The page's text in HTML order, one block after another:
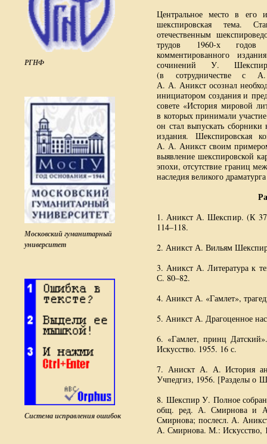
РГНФ
Московский гуманитарный
университет
Система исправления ошибок
Центральное место в его
шекспировская тема.
отечественным
трудов 1960-хгодов и
комментированного
сочинений У.
(в сотрудничестве с
А. А. Аникст осознал
инициатором создания и
совете «История мировой
в которых принимали
он стал выпускать сборники
издания. Шекспировская
А. А. Аникст своим
выявление шекспировской
эпохи, отсутствие границ
наследия великого
1. Аникст А. Шекспир. (К
114–118.
2. Аникст А. Вильям
3. Аникст А. Литература к
С. 80–82.
4. Аникст А. «Гамлет»,
5. Аникст А. Драгоценное
6. «Гамлет, принц
Искусство. 1955. 16 с.
7. Анискт А. А. История
Учпедгиз, 1956. [Разделы о
8. Шекспир У. Полное
общ. ред. А. Смирнова и
Смирнова; послесл. А.
А. Смирнова. М.: Искусство,